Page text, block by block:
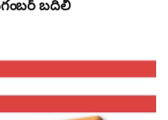
బదిలీ